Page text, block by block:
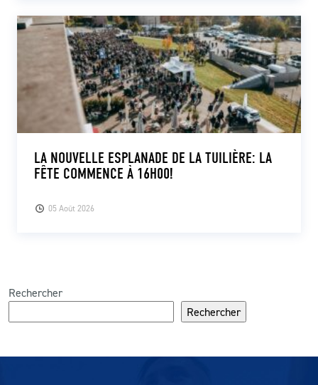
05 Août 2026
LA NOUVELLE ESPLANADE DE LA TUILIÈRE: LA
FÊTE COMMENCE À 16H00!
Rechercher
Rechercher